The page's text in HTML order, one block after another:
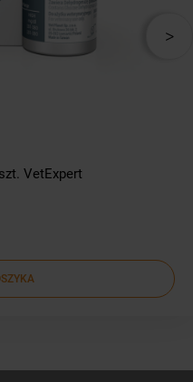
VetExpert